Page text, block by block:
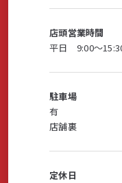
会社案内
サステナビリティ
店頭営業時間
平日 9:00〜
駐車場
有
店舗裏
定休日